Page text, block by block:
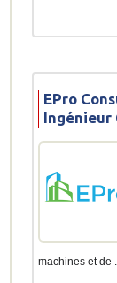
EPro
Ingénieur
machines et de